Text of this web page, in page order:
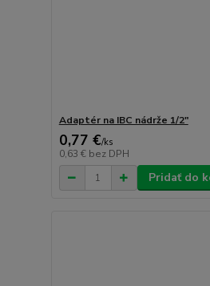
Adaptér na IBC nádrže 1/2"
0,77 €/ks
0,63 € bez DPH
Pridať do